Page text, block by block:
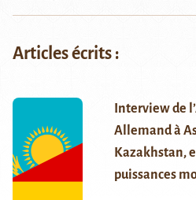
Articles écrits :
Interview de
Allemand à
Kazakhstan,
puissances